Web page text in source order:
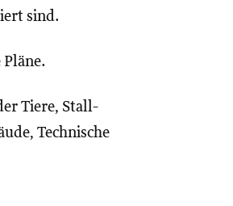
sind.
Tiere, Stall-
Technische